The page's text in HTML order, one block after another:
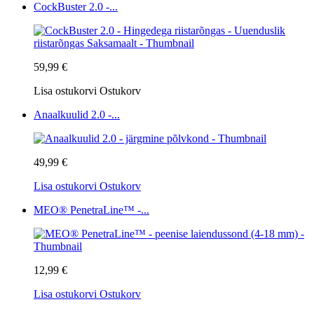
CockBuster 2.0 -...
59,99 €
Lisa ostukorvi Ostukorv
Anaalkuulid 2.0 -...
49,99 €
Lisa ostukorvi Ostukorv
MEO® PenetraLine™ -...
12,99 €
Lisa ostukorvi Ostukorv